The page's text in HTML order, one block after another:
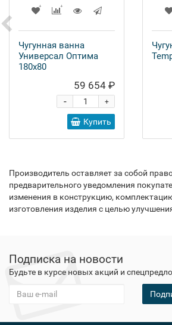
Чугунная ванна
Универсал Оптима
180x80
59 654 ₽
+
-
Купить
Производитель оставляет за собой
предварительного уведомления
изменения в конструкцию,
изготовления изделия с целью
Подписка на новости
Будьте в курсе новых акций и